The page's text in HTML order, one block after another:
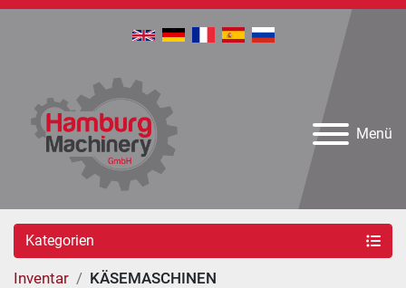
Menü
Kategorien
Inventar KÄSEMASCHINEN